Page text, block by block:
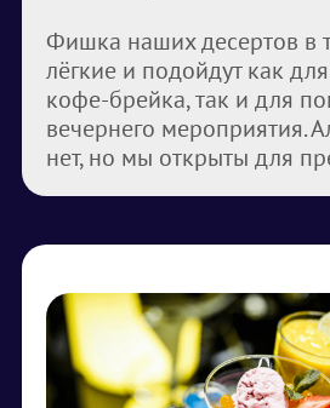
Фишка наших десертов в
лёгкие и подойдут как
кофе-брейка, так и для
вечернего мероприятия.
нет, но мы открыты для